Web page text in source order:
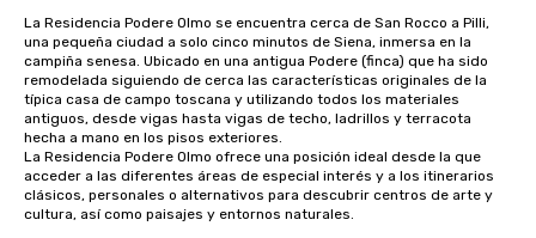
La Residencia Podere Olmo se encuentra cerca de San Rocco a Pilli,
una pequeña ciudad a solo cinco minutos de Siena, inmersa en la
campiña senesa. Ubicado en una antigua Podere (finca) que ha sido
remodelada siguiendo de cerca las características originales de la
típica casa de campo toscana y utilizando todos los materiales
antiguos, desde vigas hasta vigas de techo, ladrillos y terracota
hecha a mano en los pisos exteriores.
La Residencia Podere Olmo ofrece una posición ideal desde la que
acceder a las diferentes áreas de especial interés y a los itinerarios
clásicos, personales o alternativos para descubrir centros de arte y
cultura, así como paisajes y entornos naturales.